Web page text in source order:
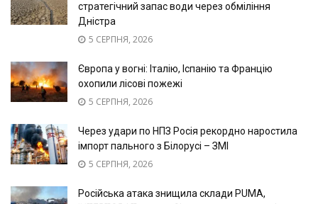
стратегічний запас води через обміління
Дністра
5 СЕРПНЯ, 2026
Європа у вогні: Італію, Іспанію та Францію
охопили лісові пожежі
5 СЕРПНЯ, 2026
Через удари по НПЗ Росія рекордно наростила
імпорт пального з Білорусі – ЗМІ
5 СЕРПНЯ, 2026
Російська атака знищила склади PUMA,